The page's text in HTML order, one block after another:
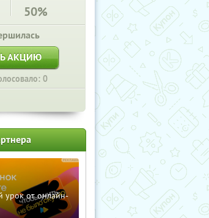
50%
АКЦИЮ
0
урок от онлайн-